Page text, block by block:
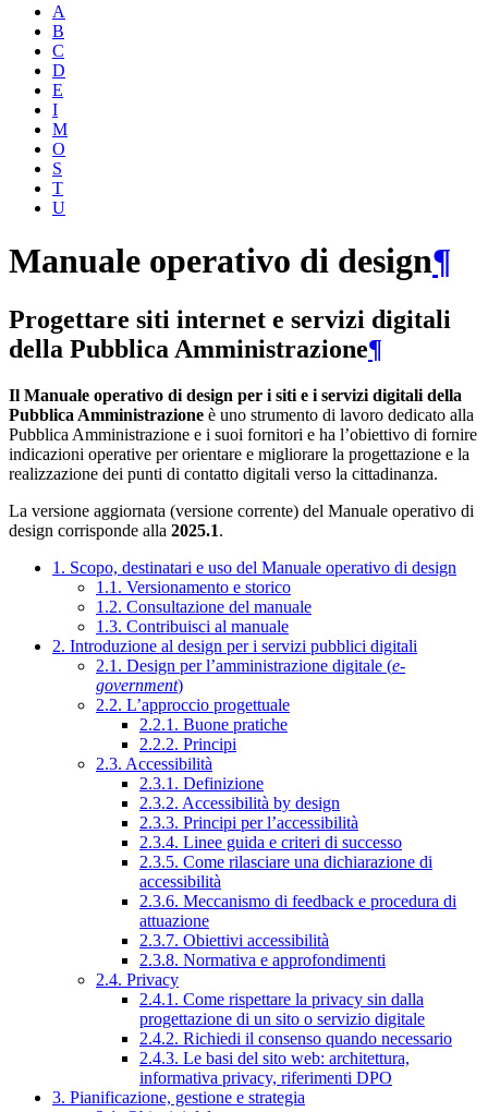
A
B
C
D
E
I
M
O
S
T
U
Manuale operativo di design¶
Progettare siti internet e servizi digitali
della Pubblica Amministrazione¶
Il Manuale operativo di design per i siti e i servizi digitali della
Pubblica Amministrazione è uno strumento di lavoro dedicato alla
Pubblica Amministrazione e i suoi fornitori e ha l’obiettivo di fornire
indicazioni operative per orientare e migliorare la progettazione e la
realizzazione dei punti di contatto digitali verso la cittadinanza.
La versione aggiornata (versione corrente) del Manuale operativo di
design corrisponde alla 2025.1.
1. Scopo, destinatari e uso del Manuale operativo di design
1.1. Versionamento e storico
1.2. Consultazione del manuale
1.3. Contribuisci al manuale
2. Introduzione al design per i servizi pubblici digitali
2.1. Design per l’amministrazione digitale (e-
government)
2.2. L’approccio progettuale
2.2.1. Buone pratiche
2.2.2. Principi
2.3. Accessibilità
2.3.1. Definizione
2.3.2. Accessibilità by design
2.3.3. Principi per l’accessibilità
2.3.4. Linee guida e criteri di successo
2.3.5. Come rilasciare una dichiarazione di
accessibilità
2.3.6. Meccanismo di feedback e procedura di
attuazione
2.3.7. Obiettivi accessibilità
2.3.8. Normativa e approfondimenti
2.4. Privacy
2.4.1. Come rispettare la privacy sin dalla
progettazione di un sito o servizio digitale
2.4.2. Richiedi il consenso quando necessario
2.4.3. Le basi del sito web: architettura,
informativa privacy, riferimenti DPO
3. Pianificazione, gestione e strategia